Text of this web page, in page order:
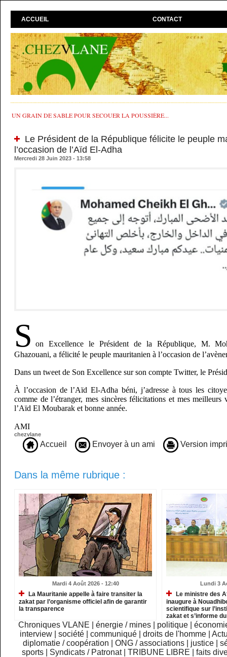
ACCUEIL CONTACT
UN GRAIN DE SABLE POUR SECOUER LA POUSSIÈRE...
Le Président de la République félicite le peuple
l’occasion de l’Aïd El-Adha
Mercredi 28 Juin 2023 - 13:58
S
on Excellence le Président de la République, M.
Ghazouani, a félicité le peuple mauritanien à l’occasion de
Dans un tweet de Son Excellence sur son compte Twitter, le
À l’occasion de l’Aïd El-Adha béni, j’adresse à tous les
comme de l’étranger, mes sincères félicitations et mes
l’Aïd El Moubarak et bonne année.
AMI
chezvlane
Accueil Envoyer à un ami Version
Dans la même rubrique :
Mardi 4 Août 2026 - 12:40
La Mauritanie appelle à faire transiter la
zakat par l’organisme officiel afin de garantir
la transparence
Lundi 3
Le ministre des
inaugure à
scientifique sur
zakat et s’informe
institutions relevant
Chroniques VLANE énergie / mines politique
interview
|société |communiqué |droits de l'homme |
diplomatie / coopération
ONG / associations justice
sports
Syndicats / Patronat TRIBUNE LIBRE
faits